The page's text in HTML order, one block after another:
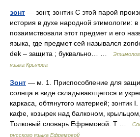
зонт — зонт, зонтик С этой парой
история в духе народной этимологии:
позаимствовали этот предмет и его
языка, где предмет сей назывался
dek – защита ; буквально… …
языка Крылова
Зонт — м. 1. Приспособление для
солнца в виде складывающегося и
каркаса, обтянутого материей; зонтик
кафе, козырек над балконом,
Толковый словарь Ефремовой. Т …
русского языка Ефремовой